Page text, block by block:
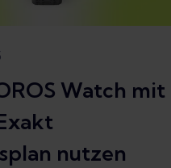
Watch mit
nutzen